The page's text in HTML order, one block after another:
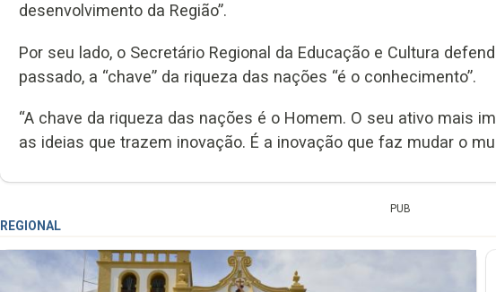
desenvolvimento da Região”.
Por seu lado, o Secretário Regional da Educação e Cultura
passado, a “chave” da riqueza das nações “é o conhecimento”.
“A chave da riqueza das nações é o Homem. O seu ativo mais
as ideias que trazem inovação. É a inovação que faz mudar o
PUB
REGIONAL